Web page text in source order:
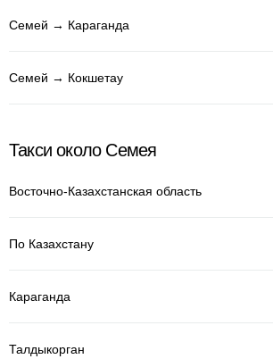
Семей → Караганда
Семей → Кокшетау
Такси около Семея
Восточно-Казахстанская область
По Казахстану
Караганда
Талдыкорган